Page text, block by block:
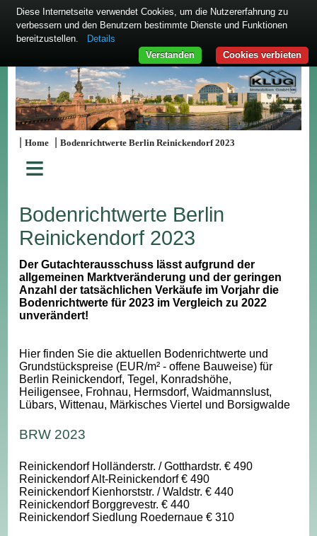
|Home |Bodenrichtwerte Berlin Reinickendorf 2023
≡
Bodenrichtwerte Berlin
Reinickendorf 2023
Der Gutachterausschuss lässt aufgrund der
allgemeinen Marktveränderung und der geringen
Anzahl der tatsächlichen Verkäufe im Vorjahr die
Bodenrichtwerte für 2023 im Vergleich zu 2022
unverändert!
Hier finden Sie die aktuellen Bodenrichtwerte und
Grundstückspreise (EUR/m² - offene Bauweise) für
Berlin Reinickendorf, Tegel, Konradshöhe,
Heiligensee, Frohnau, Hermsdorf, Waidmannslust,
Lübars, Wittenau, Märkisches Viertel und Borsigwalde
BRW 2023
Reinickendorf Holländerstr. / Gotthardstr. € 490
Reinickendorf Alt-Reinickendorf € 490
Reinickendorf Kienhorststr. / Waldstr. € 440
Reinickendorf Borggrevestr. € 440
Reinickendorf Siedlung Roedernaue € 310
Diese Internetseite verwendet Cookies, um die Nutzererfahrung zu
verbessern und den Benutzern bestimmte Dienste und Funktionen
bereitzustellen.
Details
Cookies verbieten
Verstanden